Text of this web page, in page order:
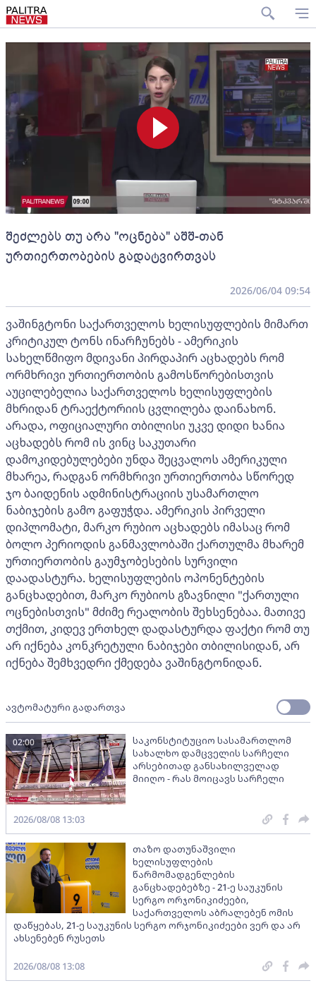
შეძლებს თუ არა "ოცნება" აშშ-თან
ურთიერთობების გადატვირთვას
2026/06/04 09:54
ვაშინგტონი საქართველოს ხელისუფლების მიმართ
კრიტიკულ ტონს ინარჩუნებს - ამერიკის
სახელწმიფო მდივანი პირდაპირ აცხადებს რომ
ორმხრივი ურთიერთობის გამოსწორებისთვის
აუცილებელია საქართველოს ხელისუფლების
მხრიდან ტრაექტორიის ცვლილება დაინახონ.
არადა, ოფიციალური თბილისი უკვე დიდი ხანია
აცხადებს რომ ის ვინც საკუთარი
დამოკიდებულებები უნდა შეცვალოს ამერიკული
მხარეა, რადგან ორმხრივი ურთიერთობა სწორედ
ჯო ბაიდენის ადმინისტრაციის უსამართლო
ნაბიჯების გამო გაფუჭდა. ამერიკის პირველი
დიპლომატი, მარკო რუბიო აცხადებს იმასაც რომ
ბოლო პერიოდის განმავლობაში ქართულმა მხარემ
ურთიერთობის გაუმჯობესების სურვილი
დაადასტურა. ხელისუფლების ოპონენტების
განცხადებით, მარკო რუბიოს გზავნილი "ქართული
ოცნებისთვის" მძიმე რეალობის შეხსენებაა. მათივე
თქმით, კიდევ ერთხელ დადასტურდა ფაქტი რომ თუ
არ იქნება კონკრეტული ნაბიჯები თბილისიდან, არ
იქნება შემხვედრი ქმედება ვაშინგტონიდან.
ავტომატური გადართვა
საკონსტიტუციო სასამართლომ
სახალხო დამცველის სარჩელი
არსებითად განსახილველად
მიიღო - რას მოიცავს სარჩელი
02:00
2026/08/08 13:03
თაზო დათუნაშვილი
ხელისუფლების
წარმომადგენლების
განცხადებებზე - 21-ე საუკუნის
სერგო ორჯონიკიძეები,
საქართველოს აბრალებენ ომის
დაწყებას, 21-ე საუკუნის სერგო ორჯონიკიძეები ვერ და არ
ახსენებენ რუსეთს
2026/08/08 13:08